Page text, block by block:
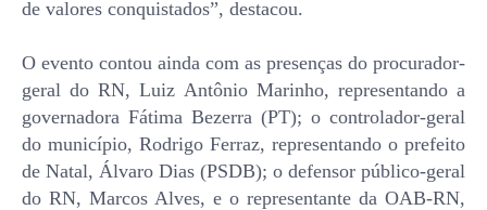
de valores conquistados”, destacou.
O evento contou ainda com as presenças do procurador-
geral do RN, Luiz Antônio Marinho, representando a
governadora Fátima Bezerra (PT); o controlador-geral
do município, Rodrigo Ferraz, representando o prefeito
de Natal, Álvaro Dias (PSDB); o defensor público-geral
do RN, Marcos Alves, e o representante da OAB-RN,